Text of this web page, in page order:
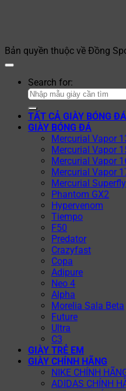
Bản quyền thuộc về Đồng
Search for:
TẤT CẢ GIÀY BÓNG ĐÁ
GIÀY BÓNG ĐÁ
Mercurial Vapor
Mercurial Vapor
Mercurial Vapor
Mercurial Vapor
Mercurial Superfly
Phantom GX2
Hypervenom
Tiempo
F50
Predator
Crazyfast
Copa
Adipure
Neo 4
Alpha
Morelia Sala Beta
Future
Ultra
C3
GIÀY TRẺ EM
GIÀY CHÍNH HÃNG
NIKE CHÍNH
ADIDAS CHÍNH